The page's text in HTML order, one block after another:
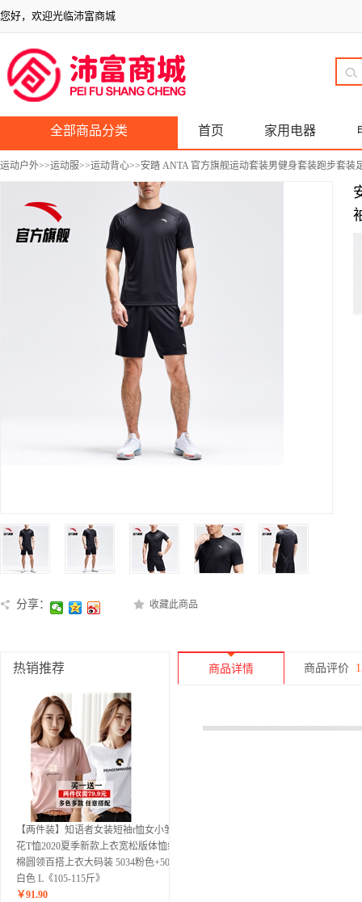
您好，欢迎光临沛富商城
全部商品分类 首页 家用电器
运动户外>>运动服>>运动背心>>安踏 ANTA 官方旗舰运动套装男健身套装跑步套装
分享： 收藏此商品
热销推荐
【两件装】知语者女装短袖t恤女小雏菊
花T恤2020夏季新款上衣宽松版体恤纯
棉圆领百搭上衣大码装 5034粉色+5028
白色 L《105-115斤》
￥91.90
商品详情 商品评价